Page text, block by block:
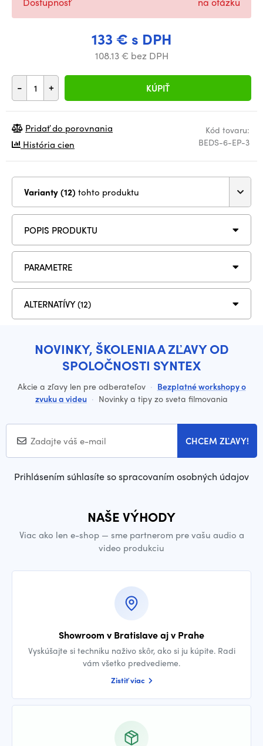
133 € s DPH
108.13 € bez DPH
- + KÚPIŤ
Kód tovaru:
BEDS-6-EP-3
Pridať do porovnania
História cien
Varianty (12) tohto produktu
POPIS PRODUKTU
PARAMETRE
ALTERNATÍVY (12)
NOVINKY, ŠKOLENIA A ZĽAVY OD
SPOLOČNOSTI SYNTEX
Akcie a zľavy len pre odberateľov · Bezplatné workshopy o
zvuku a videu · Novinky a tipy zo sveta filmovania
CHCEM ZĽAVY!
Prihlásením súhlasíte so spracovaním osobných údajov
NAŠE VÝHODY
Viac ako len e-shop — sme partnerom pre vašu audio a
video produkciu
Showroom v Bratislave aj v Prahe
Vyskúšajte si techniku naživo skôr, ako si ju kúpite. Radi
vám všetko predvedieme.
Zistiť viac